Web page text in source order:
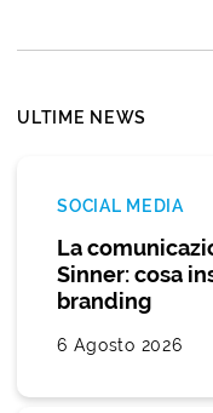
ULTIME NEWS
SOCIAL MEDIA
La
Sinner: cosa
branding
6 Agosto 2026